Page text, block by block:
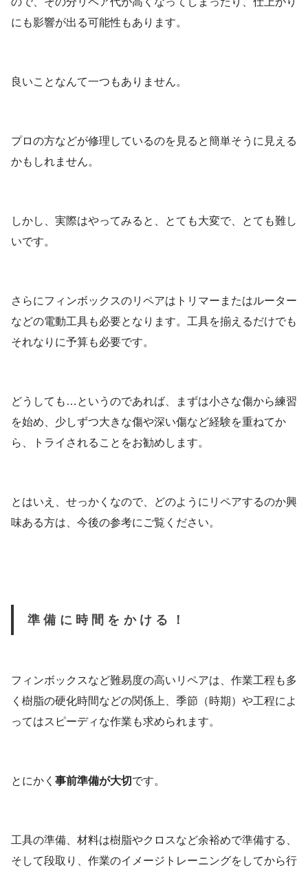
にも影響が出る可能性もあります。
良いことなんて一つもありません。
プロの方などが修理しているのを見ると簡単そうに見える
かもしれません。
しかし、実際はやってみると、とても大変で、とても難し
いです。
さらにフィンボックスのリペアはトリマーまたはルーター
などの電動工具も必要となります。工具を揃えるだけでも
それなりに予算も必要です。
どうしても…というのであれば、まずは小さな傷から練習
を始め、少しずつ大きな傷や深い傷など経験を重ねてか
ら、トライされることをお勧めします。
とはいえ、せっかくなので、どのようにリペアするのか興
味ある方は、今後の参考にご覧ください。
準備に時間をかける！
フィンボックスなど難易度の高いリペアは、作業工程も多
く樹脂の硬化時間などの関係上、季節（時期）や工程によ
ってはスピーディな作業も求められます。
とにかく 事前準備が大切 です。
工具の準備、材料は樹脂やクロスなど余裕めで準備する、
そして段取り、作業のイメージトレーニングをしてから行